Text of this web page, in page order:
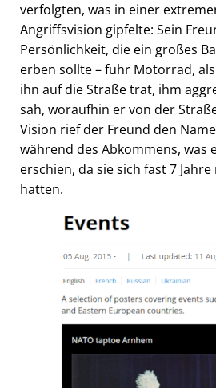
verfolgten, was in einer
Angriffsvision gipfelte: Sein
Persönlichkeit, die ein großes
erben sollte – fuhr Motorrad,
ihn auf die Straße trat, ihm
sah, woraufhin er von der
Vision rief der Freund den
während des Abkommens, was
erschien, da sie sich fast 7
hatten.